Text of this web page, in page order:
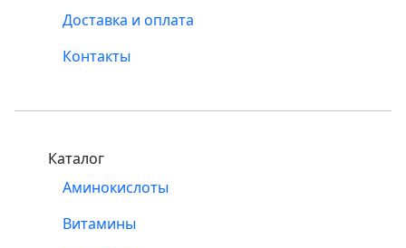
Доставка и оплата
Контакты
Каталог
Аминокислоты
Витамины